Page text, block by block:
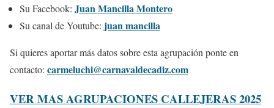
Su Facebook: Juan Mancilla Montero
Su canal de Youtube: juan mancilla
Si quieres aportar más datos sobre esta agrupación ponte en
contacto: carmeluchi@carnavaldecadiz.com
VER MAS AGRUPACIONES CALLEJERAS 2025